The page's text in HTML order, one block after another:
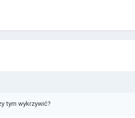
tym wykrzywić?